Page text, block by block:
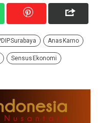
Surabaya Anas Karno
Sensus Ekonomi